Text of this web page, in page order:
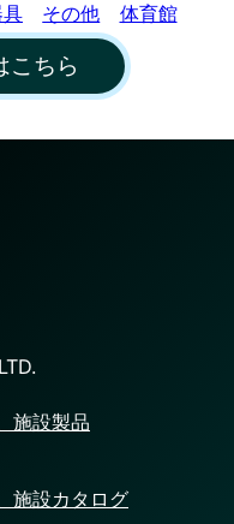
その他 体育館
こちら
施設製品
施設カタログ